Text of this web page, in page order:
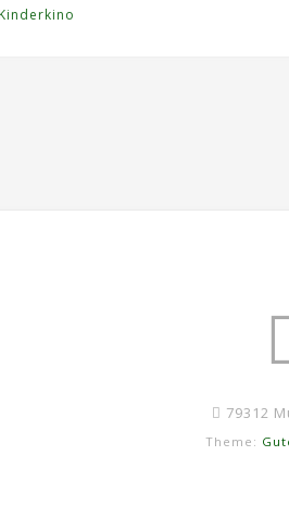
Kinderkino
79312
Theme: